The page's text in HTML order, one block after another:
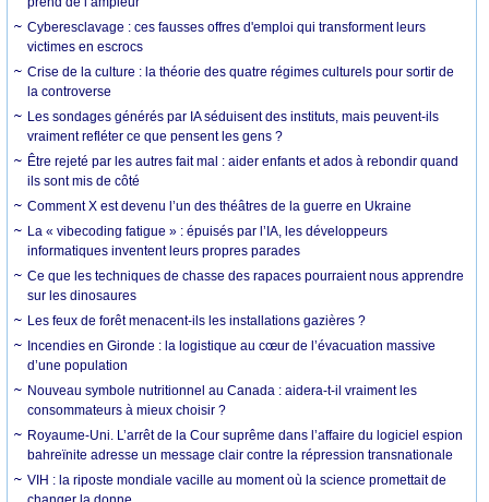
Cyberesclavage : ces fausses offres d'emploi qui transforment leurs
victimes en escrocs
Crise de la culture : la théorie des quatre régimes culturels pour sortir de
la controverse
Les sondages générés par IA séduisent des instituts, mais peuvent-ils
vraiment refléter ce que pensent les gens ?
Être rejeté par les autres fait mal : aider enfants et ados à rebondir quand
ils sont mis de côté
Comment X est devenu l’un des théâtres de la guerre en Ukraine
La « vibecoding fatigue » : épuisés par l’IA, les développeurs
informatiques inventent leurs propres parades
Ce que les techniques de chasse des rapaces pourraient nous apprendre
sur les dinosaures
Les feux de forêt menacent-ils les installations gazières ?
Incendies en Gironde : la logistique au cœur de l’évacuation massive
d’une population
Nouveau symbole nutritionnel au Canada : aidera-t-il vraiment les
consommateurs à mieux choisir ?
Royaume-Uni. L’arrêt de la Cour suprême dans l’affaire du logiciel espion
bahreïnite adresse un message clair contre la répression transnationale
VIH : la riposte mondiale vacille au moment où la science promettait de